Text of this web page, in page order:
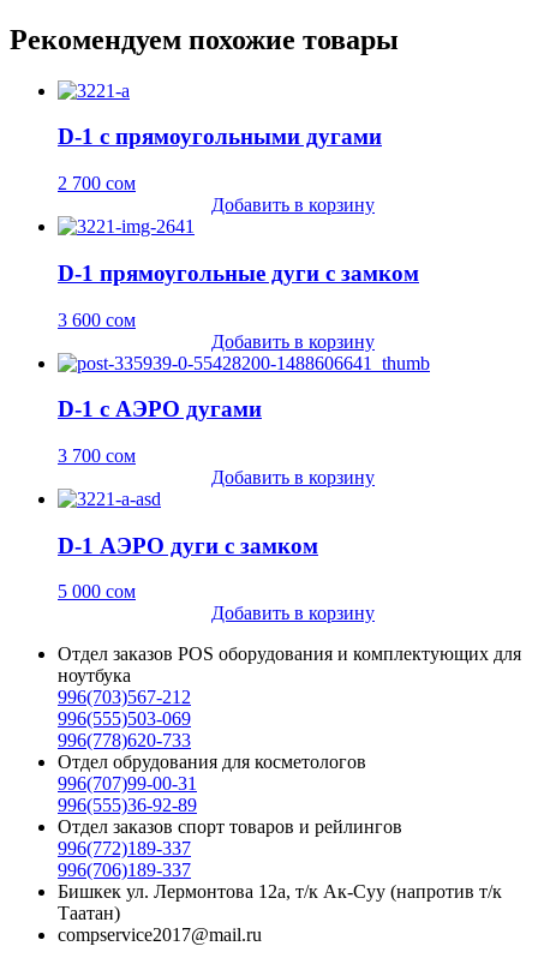
Рекомендуем похожие товары
D-1 с прямоугольными дугами
2 700 сом
Добавить в корзину
D-1 прямоугольные дуги с замком
3 600 сом
Добавить в корзину
D-1 с АЭРО дугами
3 700 сом
Добавить в корзину
D-1 АЭРО дуги с замком
5 000 сом
Добавить в корзину
Отдел заказов POS оборудования и комплектующих для
ноутбука
996(703)567-212
996(555)503-069
996(778)620-733
Отдел обрудования для косметологов
996(707)99-00-31
996(555)36-92-89
Отдел заказов спорт товаров и рейлингов
996(772)189-337
996(706)189-337
Бишкек ул. Лермонтова 12а, т/к Ак-Суу (напротив т/к
Таатан)
compservice2017@mail.ru